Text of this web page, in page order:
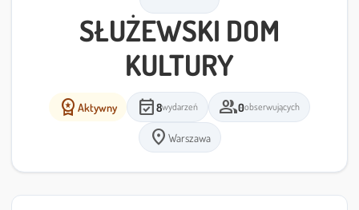
SŁUŻEWSKI DOM
KULTURY
workspace_premium Aktywny event_available8wydarzeń group0obserwujących
location_on Warszawa